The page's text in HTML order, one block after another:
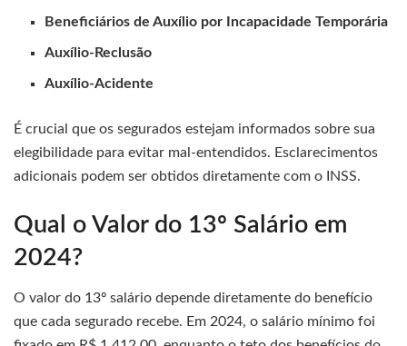
Beneficiários de Auxílio por Incapacidade Temporária
Auxílio-Reclusão
Auxílio-Acidente
É crucial que os segurados estejam informados sobre sua
elegibilidade para evitar mal-entendidos. Esclarecimentos
adicionais podem ser obtidos diretamente com o INSS.
Qual o Valor do 13º Salário em
2024?
O valor do 13º salário depende diretamente do benefício
que cada segurado recebe. Em 2024, o salário mínimo foi